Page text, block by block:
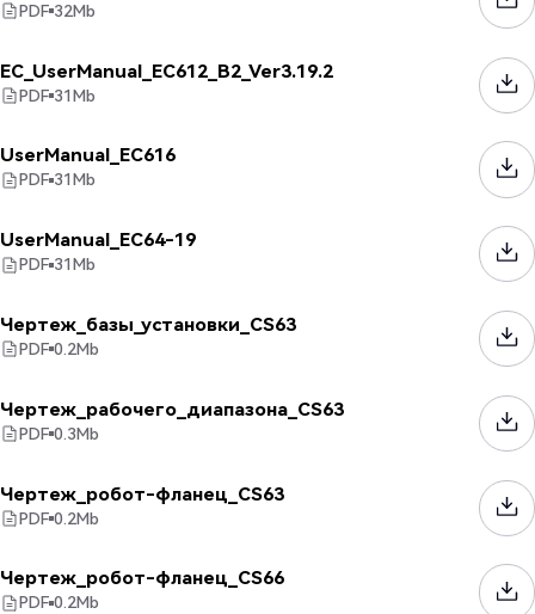
PDF 32Mb
EC_UserManual_EC612_B2_Ver3.19.2
PDF 31Mb
UserManual_EC616
PDF 31Mb
UserManual_EC64-19
PDF 31Mb
Чертеж_базы_установки_CS63
PDF 0.2Mb
Чертеж_рабочего_диапазона_CS63
PDF 0.3Mb
Чертеж_робот-фланец_CS63
PDF 0.2Mb
Чертеж_робот-фланец_CS66
PDF 0.2Mb